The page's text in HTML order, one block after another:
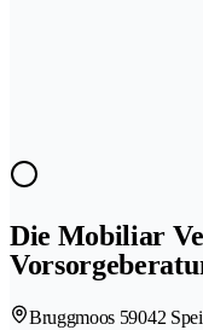
Die Mobiliar
Bruggmoos 59042